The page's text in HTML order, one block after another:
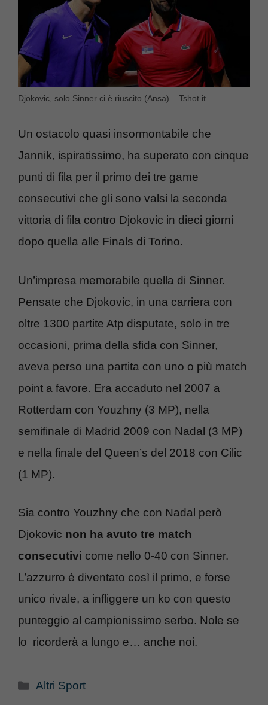
Djokovic, solo Sinner ci è riuscito (Ansa) – Tshot.it
Un ostacolo quasi insormontabile che
Jannik, ispiratissimo, ha superato con cinque
punti di fila per il primo dei tre game
consecutivi che gli sono valsi la seconda
vittoria di fila contro Djokovic in dieci giorni
dopo quella alle Finals di Torino.
Un’impresa memorabile quella di Sinner.
Pensate che Djokovic, in una carriera con
oltre 1300 partite Atp disputate, solo in tre
occasioni, prima della sfida con Sinner,
aveva perso una partita con uno o più match
point a favore. Era accaduto nel 2007 a
Rotterdam con Youzhny (3 MP), nella
semifinale di Madrid 2009 con Nadal (3 MP)
e nella finale del Queen’s del 2018 con Cilic
(1 MP).
Sia contro Youzhny che con Nadal però
Djokovic non ha avuto tre match
consecutivi come nello 0-40 con Sinner.
L’azzurro è diventato così il primo, e forse
unico rivale, a infliggere un ko con questo
punteggio al campionissimo serbo. Nole se
lo ricorderà a lungo e… anche noi.
Categorie
Altri Sport